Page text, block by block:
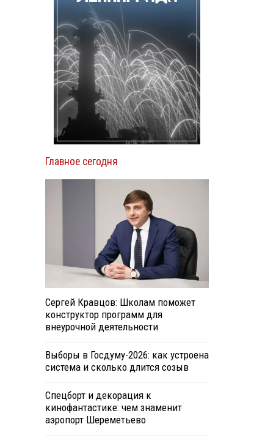
Главное сегодня
Сергей Кравцов: Школам поможет
конструктор программ для
внеурочной деятельности
Выборы в Госдуму-2026: как устроена
система и сколько длится созыв
Спецборт и декорация к
кинофантастике: чем знаменит
аэропорт Шереметьево